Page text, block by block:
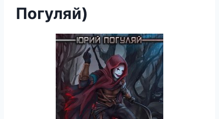
Погуляй)